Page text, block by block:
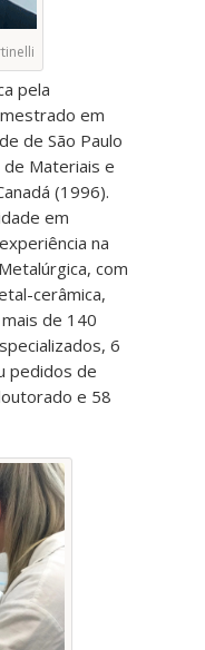
pela
em
de São Paulo
Materiais e
(1996).
em
na
com
cerâmica,
de 140
6
pedidos de
e 58